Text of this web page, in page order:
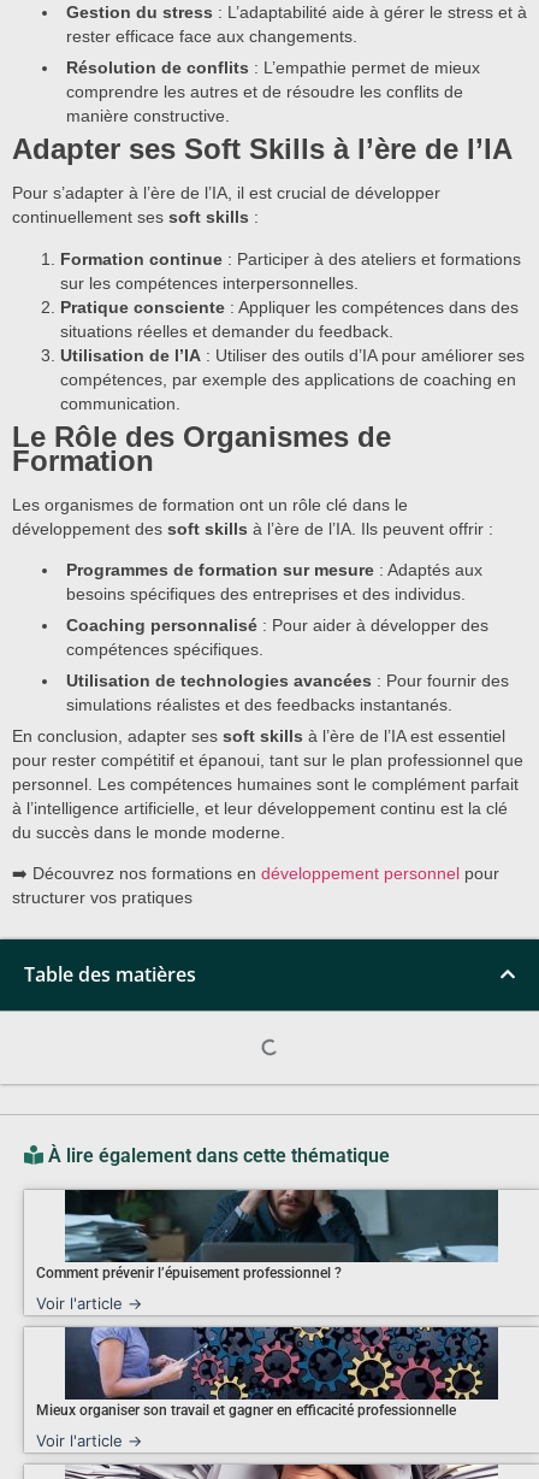
Gestion du stress : L’adaptabilité aide à gérer le stress et à
rester efficace face aux changements.
Résolution de conflits : L’empathie permet de mieux
comprendre les autres et de résoudre les conflits de
manière constructive.
Adapter ses Soft Skills à l’ère de l’IA
Pour s’adapter à l’ère de l’IA, il est crucial de développer
continuellement ses soft skills :
Formation continue : Participer à des ateliers et formations
sur les compétences interpersonnelles.
Pratique consciente : Appliquer les compétences dans des
situations réelles et demander du feedback.
Utilisation de l’IA : Utiliser des outils d’IA pour améliorer ses
compétences, par exemple des applications de coaching en
communication.
Le Rôle des Organismes de
Formation
Les organismes de formation ont un rôle clé dans le
développement des soft skills à l’ère de l’IA. Ils peuvent offrir :
Programmes de formation sur mesure : Adaptés aux
besoins spécifiques des entreprises et des individus.
Coaching personnalisé : Pour aider à développer des
compétences spécifiques.
Utilisation de technologies avancées : Pour fournir des
simulations réalistes et des feedbacks instantanés.
En conclusion, adapter ses soft skills à l’ère de l’IA est essentiel
pour rester compétitif et épanoui, tant sur le plan professionnel que
personnel. Les compétences humaines sont le complément parfait
à l’intelligence artificielle, et leur développement continu est la clé
du succès dans le monde moderne.
➡️ Découvrez nos formations en développement personnel pour
structurer vos pratiques
Table des matières
À lire également dans cette thématique
Comment prévenir l’épuisement professionnel ?
Voir l'article →
Mieux organiser son travail et gagner en efficacité professionnelle
Voir l'article →